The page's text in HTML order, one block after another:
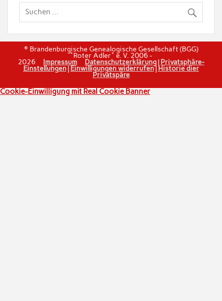
© Brandenburgische Genealogische Gesellschaft (BGG)
"Roter Adler" e. V. 2006 -
2026 Impressum Datenschutzerklärung| Privatsphäre-
Einstellungen| Einwilligungen widerrufen|Historie dier
Privatspäre
Cookie-Einwilligung mit Real Cookie Banner